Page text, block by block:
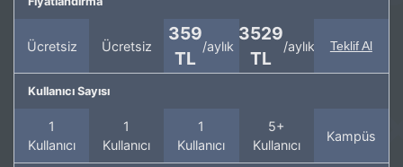
Ücretsiz Ücretsiz
359
TL
/aylık
3529
TL
/aylık Teklif Al
Kullanıcı Sayısı
1
Kullanıcı
1
Kullanıcı
1
Kullanıcı
5+
Kullanıcı
Kampüs